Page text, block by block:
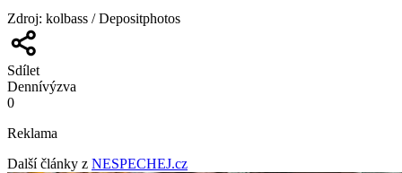
Zdroj: kolbass / Depositphotos
Sdílet
Dennívýzva
0
Reklama
Další články z NESPECHEJ.cz